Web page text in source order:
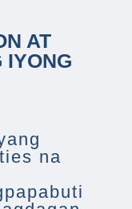
AT
IYONG
na